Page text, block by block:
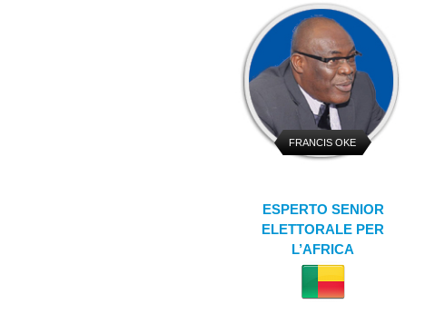
FRANCIS OKE
ESPERTO SENIOR
ELETTORALE PER
L’AFRICA